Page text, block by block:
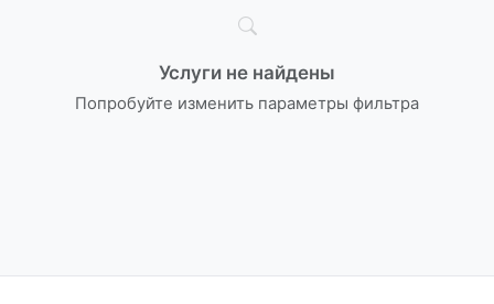
Услуги не найдены
Попробуйте изменить параметры фильтра